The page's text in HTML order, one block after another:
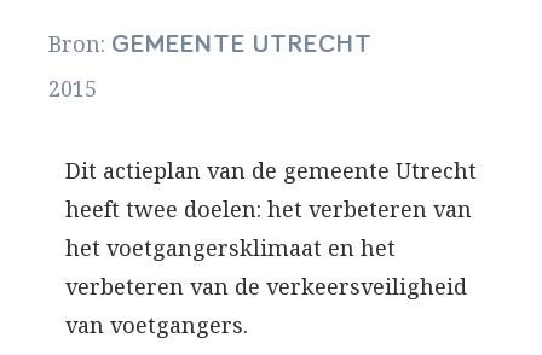
Bron: GEMEENTE UTRECHT
2015
Dit actieplan van de gemeente Utrecht
heeft twee doelen: het verbeteren van
het voetgangersklimaat en het
verbeteren van de verkeersveiligheid
van voetgangers.